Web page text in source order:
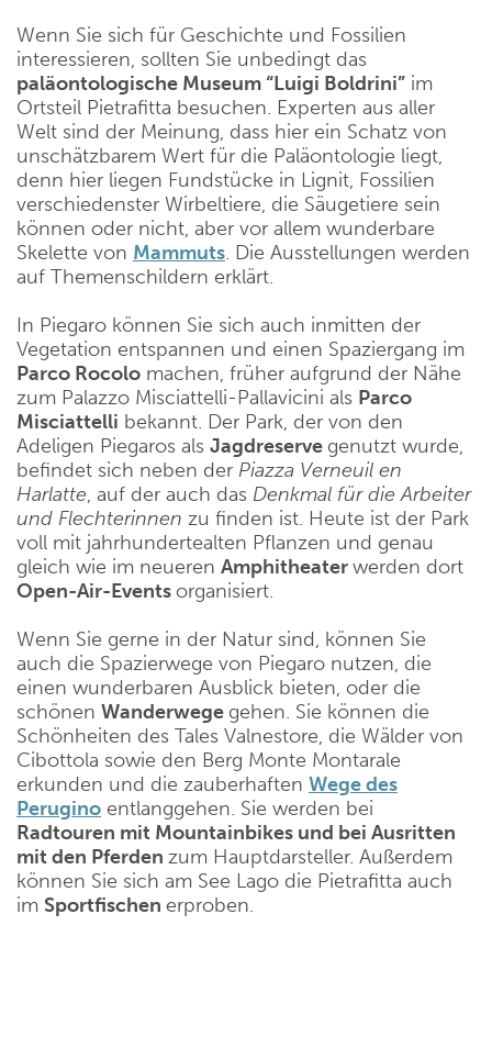
Wenn Sie sich für Geschichte und Fossilien
interessieren, sollten Sie unbedingt das
paläontologische Museum “Luigi Boldrini” im
Ortsteil Pietrafitta besuchen. Experten aus aller
Welt sind der Meinung, dass hier ein Schatz von
unschätzbarem Wert für die Paläontologie liegt,
denn hier liegen Fundstücke in Lignit, Fossilien
verschiedenster Wirbeltiere, die Säugetiere sein
können oder nicht, aber vor allem wunderbare
Skelette von Mammuts. Die Ausstellungen werden
auf Themenschildern erklärt.
In Piegaro können Sie sich auch inmitten der
Vegetation entspannen und einen Spaziergang im
Parco Rocolo machen, früher aufgrund der Nähe
zum Palazzo Misciattelli-Pallavicini als Parco
Misciattelli bekannt. Der Park, der von den
Adeligen Piegaros als Jagdreserve genutzt wurde,
befindet sich neben der Piazza Verneuil en
Harlatte, auf der auch das Denkmal für die Arbeiter
und Flechterinnen zu finden ist. Heute ist der Park
voll mit jahrhundertealten Pflanzen und genau
gleich wie im neueren Amphitheaterwerden dort
Open-Air-Eventsorganisiert.
Wenn Sie gerne in der Natur sind, können Sie
auch die Spazierwege von Piegaro nutzen, die
einen wunderbaren Ausblick bieten, oder die
schönen Wanderwege gehen. Sie können die
Schönheiten des Tales Valnestore, die Wälder von
Cibottola sowie den Berg Monte Montarale
erkunden und die zauberhaften Wege des
Perugino entlanggehen. Sie werden bei
Radtouren mit Mountainbikes und bei Ausritten
mit den Pferden zum Hauptdarsteller. Außerdem
können Sie sich am See Lago die Pietrafitta auch
im Sportfischen erproben.